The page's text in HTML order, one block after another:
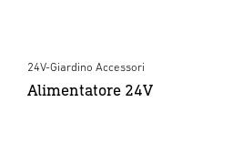
24V-Giardino Accessori
Alimentatore 24V